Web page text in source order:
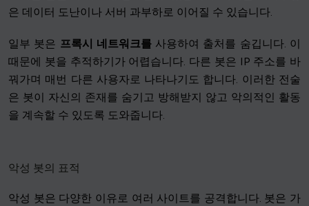
은 데이터 도난이나 서버 과부하로 이어질 수 있습니다.
일부 봇은 프록시 네트워크를사용하여 출처를 숨깁니다. 이
때문에 봇을 추적하기가 어렵습니다. 다른 봇은 IP 주소를 바
꿔가며 매번 다른 사용자로 나타나기도 합니다. 이러한 전술
은 봇이 자신의 존재를 숨기고 방해받지 않고 악의적인 활동
을 계속할 수 있도록 도와줍니다.
악성 봇의 표적
악성 봇은 다양한 이유로 여러 사이트를 공격합니다. 봇은 가